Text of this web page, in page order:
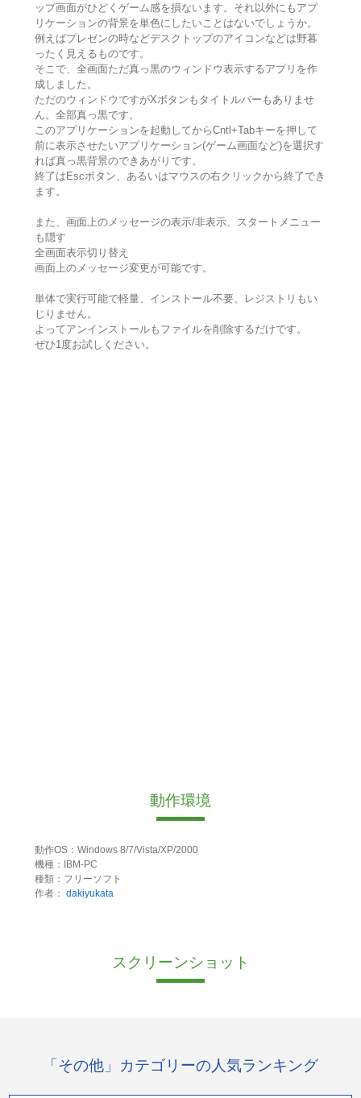
ップ画面がひどくゲーム感を損ないます。それ以外にもアプ
リケーションの背景を単色にしたいことはないでしょうか。
例えばプレゼンの時などデスクトップのアイコンなどは野暮
ったく見えるものです。
そこで、全画面ただ真っ黒のウィンドウ表示するアプリを作
成しました。
ただのウィンドウですがXボタンもタイトルバーもありませ
ん。全部真っ黒です。
このアプリケーションを起動してからCntl+Tabキーを押して
前に表示させたいアプリケーション(ゲーム画面など)を選択す
れば真っ黒背景のできあがりです。
終了はEscボタン、あるいはマウスの右クリックから終了でき
ます。
また、画面上のメッセージの表示/非表示、スタートメニュー
も隠す
全画面表示切り替え
画面上のメッセージ変更が可能です。
単体で実行可能で軽量、インストール不要、レジストリもい
じりません。
よってアンインストールもファイルを削除するだけです。
ぜひ1度お試しください。
動作環境
動作OS：Windows 8/7/Vista/XP/2000
機種：IBM-PC
種類：フリーソフト
作者： dakiyukata
スクリーンショット
「その他」カテゴリーの人気ランキング